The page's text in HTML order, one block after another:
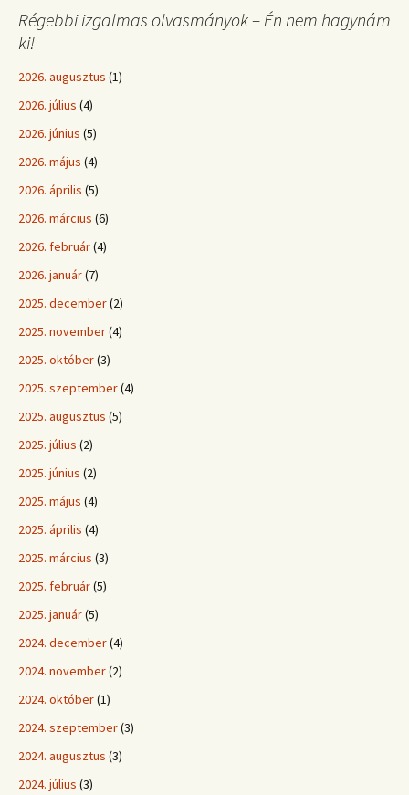
Régebbi izgalmas olvasmányok – Én nem hagynám
ki!
2026. augusztus (1)
2026. július (4)
2026. június (5)
2026. május (4)
2026. április (5)
2026. március (6)
2026. február(4)
2026. január(7)
2025. december(2)
2025. november(4)
2025. október(3)
2025. szeptember(4)
2025. augusztus (5)
2025. július (2)
2025. június (2)
2025. május (4)
2025. április (4)
2025. március (3)
2025. február(5)
2025. január(5)
2024. december(4)
2024. november(2)
2024. október(1)
2024. szeptember(3)
2024. augusztus (3)
2024. július (3)